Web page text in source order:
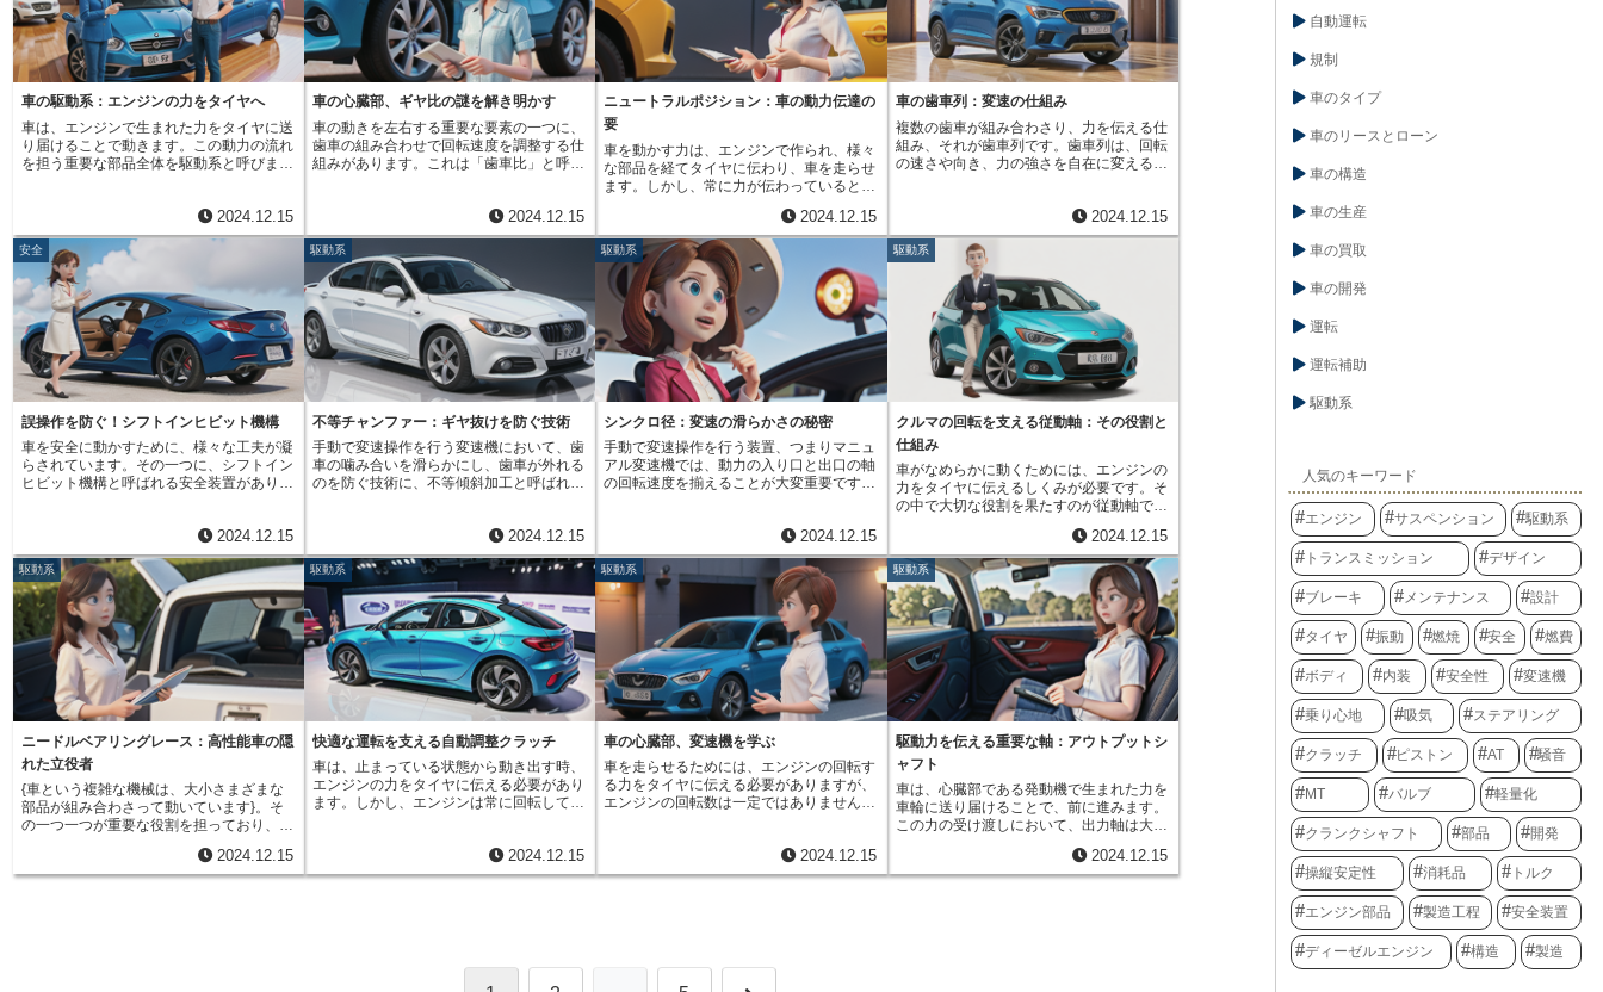
操作も可能な自動変速機も普及していま
す。このように、変速機は、車の走行性能
と燃費に大きな影響を与える重要な部品で
す。状況に応じて適切な変速を行うこと
で、快適で経済的な運転を実現することが
できます。
速度の差が大きい時に働き、素早く回転速
度を近づけます。第二の円錐面は、回転速
度の差が小さくなった時に働き、より精密
な同期を行います。第三の円錐面は、最終
前に回転速度を一致させます。このよう
に、複数の円錐面を組み合わせることで、
あらゆる状況下で最適な同期を実現し、滑
らかで快適な変速操作を可能にしていま
ることができます。特に、渋滞時や山道な
ど、頻繁な変速操作が必要な状況では、そ
の効果はより顕著に感じられます。滑らか
な変速は、単に快適性を向上させるだけで
なく、燃費の向上にも貢献します。無駄な
動力のロスを減らすことで、より効率的な
運転が可能になるからです。このように、
多円錐同期装置は、現代の車にとって不可
欠な技術と言えるでしょう。
噛合装置用バネは、滑らかな変速操作を支
える、まさに縁の下の力持ちです。小さい
ながらも重要な役割を担う、この部品の存
在によって、私たちは快適な運転を楽しむ
に、床置き式であることで、操作性も向上
します。運転席の横にあるため、手を伸ば
すだけで簡単に操作できます。また、高い
位置にあるものと比べ、安定感があり、正
確なギア操作が可能です。この操作性の高
さも、運転する人にとって大きな魅力とな
っています。フロアシフトは、車と人との
一体感を高め、運転する喜びを最大限に引
き出す、重要な装置なのです。
に応じて発動機と車輪の回転速度の比率を
変える装置が、変速機です。変速機には、
大きく分けて二つの種類があります。一つ
は、運転者が自ら変速操作を行う手動変速
機（略して手動変速機）です。もう一つ
は、機械が自動的に変速操作を行う自動変
速機（略して自動変速機）です。手動変速
機は、運転者がクラッチペダルを踏み込
み、変速レバーを使って歯車の組み合わせ
を変え、回転速度の比率を調整します。一
置などを使って、状況に応じて自動的に歯
車の組み合わせを変え、回転速度の比率を
調整します。今回の主題である同調装置
は、この手動変速機で重要な役割を担いま
す。手動変速機では、変速操作の際に、回
転速度の異なる歯車を組み合わせる必要が
あります。この時、歯車の回転速度を同期
させないと、歯車がうまくかみ合わず、大
きな音が発生したり、歯車が損傷したりす
る可能性があります。同調装置は、歯車の
回転速度を同期させることで、スムーズな
変速操作を可能にし、歯車の摩耗や損傷を
防ぎます。これにより、運転者は快適に変
速操作を行うことができるようになりま
す。
は、変速時の衝撃や引っ掛かりを少なく
し、滑らかな変速を実現する上で大きな役
割を果たしています。手動変速の車の運転
に慣れていない人でも、複数の円錐を使う
同期装置が搭載された車であれば、滑らか
な変速操作を簡単に行うことができます。
複数の円錐を使う同期装置は、それぞれの
円錐が段階的にかみ合うことで、変速時の
回転数の差を滑らかに吸収します。従来の
同期装置では、一つの円錐だけがこの役割
とで、よりスムーズな回転数の同期が可能
となり、変速ショックを大幅に軽減できま
す。また、この技術は、変速時のギアの摩
耗を減らす効果もあります。滑らかに回転
数が同期されることで、ギア同士の衝突が
少なくなり、結果としてギアの寿命が延び
ます。これは、車の維持費を抑えることに
も繋がります。さらに、複数の円錐を使う
同期装置は、安全性向上にも貢献していま
す。滑らかな変速は、運転操作の負担を軽
減し、運転者が周囲の状況に気を配る余裕
を生み出します。特に、渋滞時や悪天候時
など、運転に集中力を要する状況では、こ
の技術の恩恵をより強く感じることができ
るでしょう。このように、複数の円錐を使
う同期装置は、快適な運転を実現するだけ
でなく、車の安全性向上にも貢献する重要
も気軽に、そして安全に運転を楽しむこと
ができるようになっています。
の歯車が組み合わさり、それぞれかみ合う
ことでエンジンの回転を変化させ、タイヤ
に伝えます。この歯車を組み合わせる操作
を、変速と言います。変速操作は、運転席
にある変速レバーを使って行います。レバ
ーを操作することで、異なる大きさの歯車
の組み合わせに切り替わり、エンジンの回
転が変化し、加速や減速を可能にします。
しかし、回転している歯車をそのままかみ
合わせると、大きな衝撃や音が発生し、歯
車が傷んでしまいます。そこで重要な役割
を果たすのが同期装置です。同期装置は、
かみ合わせる二つの歯車の回転速度を同期
させることで、滑らかにかみ合うように調
整する装置です。この装置のおかげで、変
速時のショックや騒音を抑え、スムーズな
変速操作を実現できるのです。同期装置
は、真鍮などの摩擦に強い材質で作られた
円錐形の部品で、変速操作を行う際に、ま
ずこの円錐形の部品が接触します。この部
品同士が摩擦することで、回転速度の差が
小さくなり、歯車がスムーズにかみ合うよ
うになります。この精密な仕組みのおかげ
で、私たちは手軽に、そして快適に手動変
速機を操作することができるのです。
なく、運転する喜びを高めてくれます。路
面の状態やエンジンの音を体で感じなが
ら、自分の意思でギアを選び、速度を調整
することで、車との対話が生まれます。運
転姿勢も安定し、疲れにくいという利点も
あります。ハンドル、アクセル、ブレー
キ、そしてシフトレバー。これらの操作が
全て無理のない姿勢で行えるため、長時間
の運転でも体への負担が少なく、快適に運
転を続けられます。さらに、フロアシフト
シフトレバーが床にあることで、運転席と
助手席の間の空間が広がり、ゆったりとし
た空間が生まれます。スポーツカーだけで
なく、家族で乗る車にも広く採用されてい
るフロアシフト。一度その魅力を体験すれ
ば、きっと病みつきになるでしょう。
車の駆動系：エンジンの力をタイヤへ
車は、エンジンで生まれた力をタイヤに送
り届けることで動きます。この動力の流れ
を担う重要な部品全体を駆動系と呼びま
を踏んで速度を上げたり、ブレーキを踏ん
で停止したり、ハンドルを回して方向を変
えたりする動作は、すべて駆動系が重要な
役割を担っています。エンジンで発生した
力は、まずクラッチまたはトルクコンバー
ターという部品に送られます。マニュアル
車に搭載されているクラッチは、エンジン
の回転を一時的に切り離す役割を担い、ギ
アチェンジをスムーズに行うために必要で
す。一方、オートマ車に搭載されているト
ルクコンバーターは、流体を使って動力を
伝達し、滑らかな発進と変速を可能にしま
す。次に、変速機（ミッション）がエンジ
ンの回転数を調整し、タイヤに適切な力を
伝えます。変速機は、複数の歯車を使って
エンジンの回転力を変化させ、状況に応じ
で大きなトルクを発生させます。速度が上
がると、高いギアに切り替えて効率的な走
行を可能にします。変速機から送られた力
は、プロペラシャフトやドライブシャフト
を通って、最終的にタイヤに伝達されま
す。プロペラシャフトは、後輪駆動車や四
輪駆動車において、変速機から後輪のデフ
ァレンシャルギアに動力を伝えるための回
転軸です。ドライブシャフトは、前輪駆動
車や四輪駆動車において、変速機から前
輪、または後輪に動力を伝えるための回転
軸です。デファレンシャルギアは、左右の
タイヤの回転速度差を調整し、カーブをス
ムーズに曲がれるようにする重要な部品で
す。このように、駆動系は多くの部品が複
雑に連携することで、車をスムーズに動か
すことを可能にしています。駆動系に不具
の症状が現れ、安全な走行が難しくなりま
す。快適で安全な運転を楽しむためには、
2024.12.15
車の心臓部、ギヤ比の謎を解き明かす
車の動きを左右する重要な要素の一つに、
歯車の組み合わせで回転速度を調整する仕
組みがあります。これは「歯車比」と呼ば
を、動力を作る側の歯車の歯数で割ること
で求められます。この歯車比の値が大きけ
れば大きいほど、力強い走りを実現できま
す。これは、出力側の回転数が少なくなる
代わりに、大きな力を生み出すことができ
るからです。例えば、急な坂道を登る時
や、重い荷物を積んで走る時には、大きな
力が必要になります。このような状況で
は、大きな歯車比が役立ちます。一方、歯
車比の値が小さい場合は、スピード重視の
走りを実現できます。これは、出力側の回
転数が多くなるため、速い速度で車を走ら
せることができるからです。高速道路を走
る時など、スピードが求められる状況で
は、小さな歯車比が有効です。このよう
に、歯車比はエンジンの回転をタイヤに伝
の性能を最大限に引き出すことができま
す。平坦な道を走る時、急な坂道を登る
時、高速道路を走る時など、様々な走行状
況に合わせて歯車比を調整することで、ス
ムーズで効率的な運転が可能になります。
近年の車は、自動で最適な歯車比を選んで
くれる装置が搭載されているものも多く、
運転の負担を軽減し、快適なドライブをサ
ポートしています。歯車比を理解すること
で、車の仕組みをより深く理解し、安全で
快適な運転に繋げることができるでしょ
う。
2024.12.15
ニュートラルポジション：車の動力伝達の
要
車を動かす力は、エンジンで作られ、様々
な部品を経てタイヤに伝わり、車を走らせ
ます。しかし、常に力が伝わっていると、
が伴います。そこで、エンジンとタイヤの
間の力の伝達を切る仕組みが必要になりま
す。これが「ニュートラル」と呼ばれる状
態です。手動で変速操作を行う車（手動変
速機車）では、変速棹を使って動力の伝達
を操作します。変速棹をニュートラルの位
置に入れると、歯車同士の繋がりが切れま
す。具体的には、力を伝えるための「つな
ぎ輪」のような部品が、どの歯車とも噛み
合わなくなります。そうすると、エンジン
で作られた回転の力はタイヤまで届かなく
なり、エンジンをかけても車は動きませ
ん。この状態であれば、安全にエンジンを
かけたり、停止中に次のギアを選んだりす
ることができます。一方、自動で変速する
車（自動変速機車や無段変速機車）では、
の伝達を調整します。ニュートラルの状態
では、この「つなぎ合わせ機」が切断され
た状態になり、エンジンとタイヤの接続が
絶たれます。この「つなぎ合わせ機」は、
油の力を利用した複雑な装置によって制御
されています。「手動弁」と呼ばれる部品
が、油の通り道を制御することで「つなぎ
合わせ機」の動作を決めています。ニュー
トラルの状態では、この「手動弁」が油の
通り道を塞いでいるため、「つなぎ合わせ
機」は切断された状態を保ちます。このよ
うに、手動変速機車と自動変速機車、無段
変速機車では動力の伝達を切る仕組みは異
なりますが、ニュートラルの状態にする目
的は同じです。それは、安全にエンジンを
始動・停止するため、そして停止中にギア
を変えるためです。
2024.12.15
車の歯車列：変速の仕組み
複数の歯車が組み合わさり、力を伝える仕
組み、それが歯車列です。歯車列は、回転
の速さや向き、力の強さを自在に変えるこ
力をタイヤへと伝え、車を走らせる重要な
役割を担っています。歯車列の仕組みは、
変速機のタイプによって大きく異なりま
す。手動で変速を行う手動変速機（MT）
では、大小様々な大きさの歯車が組み合わ
されています。運転者は、状況に応じて自
ら変速操作を行い、最適な歯車の組み合わ
せを選び、必要な駆動力を得ることができ
ます。急な坂道や高速道路など、様々な道
路状況に合わせて、適切な力加減で車を走
らせるために、MTの歯車列は重要な役割
を果たしています。一方、自動で変速を行
う自動変速機（AT）では、遊星歯車機構と
呼ばれる複雑な仕組みの歯車列が用いられ
ています。遊星歯車機構は、中心の太陽歯
車の周りを複数の遊星歯車が回転し、さら
にその外側を内歯車が囲む構造をしていま
な歯車比が選ばれ、滑らかで快適な加減速
を実現しています。運転者は変速操作や繋
ぎ操作をする必要がなく、運転に集中する
ことができます。このように、歯車列は自
動車の走行性能を大きく左右する重要な部
分です。それぞれの変速機の特性に合わせ
て、最適な歯車列が設計され、効率よくエ
ンジンの力をタイヤに伝えることで、スム
ーズな走りを実現しています。歯車列は、
自動車の進化と共に、さらに複雑で高度な
技術へと発展していくでしょう。
2024.12.15
安全
誤操作を防ぐ！シフトインヒビット機構
車を安全に動かすために、様々な工夫が凝
らされています。その一つに、シフトイン
ヒビット機構と呼ばれる安全装置がありま
なくなったりするのを防ぐための大切な仕
組みです。特に、自分でギアを変える必要
がある車（手動変速機車）では、この機構
の役割は重要です。例えば、高速道路を時
速100キロメートルで走っている場面を想
像してみてください。この速度で、うっか
りギアを一番低い段に入れてしまうとどう
なるでしょうか。エンジンと動力をつなぐ
部品（クラッチ）には、非常に大きな負担
がかかります。この負担は、クラッチの回
転数を急激に上げてしまい、最悪の場合、
クラッチの部品（クラッチディスク）が壊
れてしまう可能性があります。まるで自転
車を漕いでいる最中に、急にペダルを逆回
転させるようなものです。このような危険
な状況を防ぐために、シフトインヒビット
機構が働きます。この機構は、車の速度と
られる範囲を制限します。つまり、速度が
出ている時には、低いギアに入れられない
2024.12.15
駆動系
不等チャンファー：ギヤ抜けを防ぐ技術
手動で変速操作を行う変速機において、歯
車の噛み合いを滑らかにし、歯車が外れる
のを防ぐ技術に、不等傾斜加工と呼ばれる
されます。具体的には、回転力を伝える部
品である、カップリングスリーブや歯車の
歯面を特定の形状に削ることで、回転力の
伝達を歯車の特定の面に集中させ、歯車の
安定性を高めます。この加工では、軸と歯
車を繋ぐスプラインと呼ばれるギザギザ部
分の歯面を、片側だけ狭く削ります。する
と、左右対称でない、非対称な形になりま
す。これが「不等」傾斜加工と呼ばれる理
由です。一見、歯面を削ることで強度が落
ちるように思われますが、実は、この加工
により歯車が外れる危険性を大幅に減らす
ことができます。一部分を削ることで、歯
車同士が噛み合う際に、特定の歯面に回転
力が集中するように設計されています。歯
車の噛み合いを考えてみましょう。回転す
には難しいです。わずかなズレや製造誤
差、振動などにより、全ての歯が均等に力
加工を施すことで、回転力が特定の歯面に
集中し、スムーズな噛み合いが促進されま
2024.12.15
駆動系
シンクロ径：変速の滑らかさの秘密
手動で変速操作を行う装置、つまりマニュ
アル変速機では、動力の入り口と出口の軸
の回転速度を揃えることが大変重要です。
せん。そこで、この回転速度を合わせる働
きをするのが同期装置です。同期装置がな
い場合を考えてみましょう。速度の違う歯
車を無理やり噛み合わせようとすると、大
きな抵抗が生まれます。これは、回転速度
の差が大きいほど顕著になります。この抵
抗のために、変速レバーがうまく動かなか
ったり、大きな音が発生したり、最悪の場
合は歯車が欠けてしまうこともあります。
スムーズな変速操作は到底不可能です。同
期装置は、このような問題を防ぐための重
要な部品です。運転者が踏板を踏み込んで
歯車の組み合わせを切り替えようとする
時、同期装置が作動します。同期装置は、
真鍮などの摩擦材でできた円錐形の部品を
使って、出力軸側の歯車の回転速度を入力
のおかげで、私たちは滑らかで確実な変速
操作を行うことができます。速度を合わせ
和感なく加速、減速を行い、快適な運転を
楽しむことができるのです。
2024.12.15
駆動系
クルマの回転を支える従動軸：その役割と
仕組み
車がなめらかに動くためには、エンジンの
力をタイヤに伝えるしくみが必要です。そ
の中で大切な役割を果たすのが従動軸で
受けて回る軸のことです。これは、エンジ
ンで生まれた回転する力をタイヤに伝える
複雑なしくみの一部で、車が走るために欠
かせないものです。たとえば、手で操作し
て変速する車(MT車)の変速機の中には、た
くさんの歯車と軸が組み合わさっていま
す。この中で、エンジンの回転する力を受
ける軸を駆動軸、そして駆動軸から回転す
る力を受ける軸を従動軸といいます。従動
軸は、駆動軸から受ける回転する力を、別
の歯車や軸に伝えることで、最後にタイヤ
を回転させる役割を担っています。もう少
し詳しく説明すると、エンジンで生まれた
力はまず駆動軸に伝わります。駆動軸は、
変速機の中の様々な大きさの歯車とつなが
っています。この歯車たちは、それぞれ異
なる速さで回転するように作られていま
す。運転手が変速レバーを操作すること
で、駆動軸とどの歯車が噛み合うかが変わ
り、車の速さが変わります。この時、駆動
2024.12.15
駆動系
ニードルベアリングレース：高性能車の隠
れた立役者
{車という複雑な機械は、大小さまざまな
部品が組み合わさって動いています}。そ
の一つ一つが重要な役割を担っており、た
影響を与えることがあります。今回ご紹介
する針状ころ軸受軌道（ニードルベアリン
2024.12.15
駆動系
快適な運転を支える自動調整クラッチ
車は、止まっている状態から動き出す時、
エンジンの力をタイヤに伝える必要があり
ます。しかし、エンジンは常に回転してい
続を滑らかに繋ぐ役割を果たすのが「クラ
ッチ」です。クラッチは、摩擦を利用して
を行います。発進時は、クラッチペダルを
2024.12.15
駆動系
車の心臓部、変速機を学ぶ
車を走らせるためには、エンジンの回転す
る力をタイヤに伝える必要がありますが、
エンジンの回転数は一定ではありません。
を担うのが変速機です。変速機には大きく
分けて二つの種類があります。一つ目は、
出すことができ、燃費を向上させたり、力
2024.12.15
駆動系
駆動力を伝える重要な軸：アウトプットシ
ャフト
車は、心臓部である発動機で生まれた力を
車輪に送り届けることで、前に進みます。
この力の受け渡しにおいて、出力軸は大切
変える装置から推進軸へ回転する力を伝え
るための軸のことです。後輪を駆動させる
2024.12.15
自動運転
規制
車のタイプ
車のリースとローン
車の構造
車の生産
車の買取
車の開発
運転
運転補助
駆動系
人気のキーワード
エンジン サスペンション 駆動系
トランスミッション デザイン
ブレーキ メンテナンス 設計
タイヤ 振動 燃焼 安全 燃費
ボディ 内装 安全性 変速機
乗り心地 吸気 ステアリング
クラッチ ピストン AT 騒音
MT バルブ 軽量化
クランクシャフト 部品 開発
操縦安定性 消耗品 トルク
エンジン部品 製造工程 安全装置
ディーゼルエンジン 構造 製造